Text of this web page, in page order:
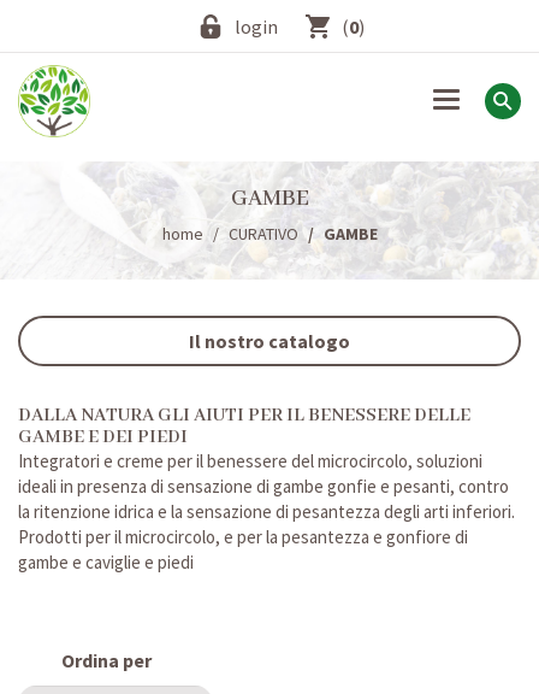
login (0)
Toggle
GAMBE
home CURATIVO GAMBE
Il nostro catalogo
DALLA NATURA GLI AIUTI PER IL BENESSERE DELLE
GAMBE E DEI PIEDI
Integratori e creme per il benessere del microcircolo, soluzioni
ideali in presenza di sensazione di gambe gonfie e pesanti, contro
la ritenzione idrica e la sensazione di pesantezza degli arti inferiori.
Prodotti per il microcircolo, e per la pesantezza e gonfiore di
gambe e caviglie e piedi
Ordina per